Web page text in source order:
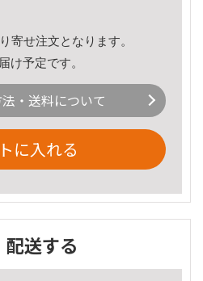
寄せ注文となります。
け予定です。
・送料について
に入れる
配送する